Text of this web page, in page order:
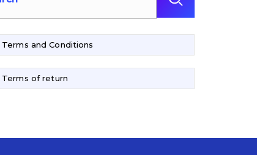
Terms and Conditions
Terms of return